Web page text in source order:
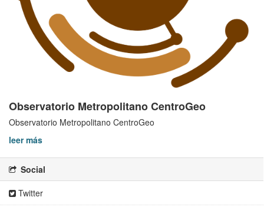
Observatorio Metropolitano CentroGeo
Observatorio Metropolitano CentroGeo
leer más
Social
Twitter